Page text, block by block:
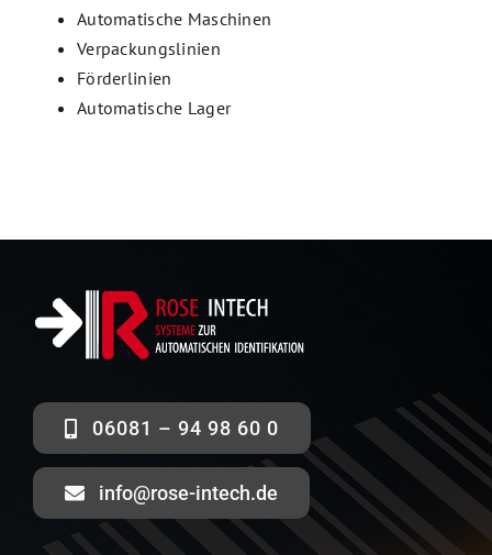
Automatische Maschinen
Verpackungslinien
Förderlinien
Automatische Lager
06081 – 94 98 60 0
info@rose-intech.de